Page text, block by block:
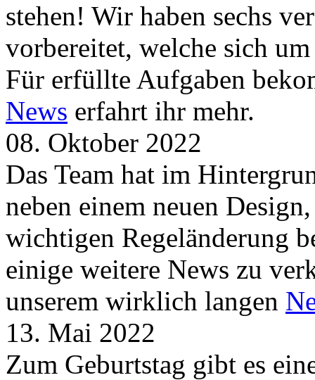
stehen! Wir haben sechs
vorbereitet, welche sich
Für erfüllte Aufgaben
News erfahrt ihr mehr.
08. Oktober 2022
Das Team hat im
neben einem neuen
wichtigen Regeländerung
einige weitere News zu
unserem wirklich langen
13. Mai 2022
Zum Geburtstag gibt es